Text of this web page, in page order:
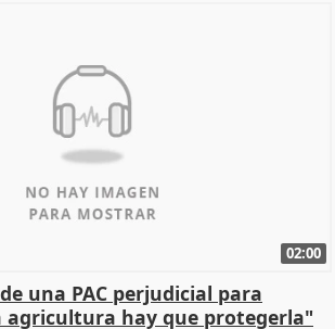
02:00
una PAC perjudicial para
agricultura hay que protegerla"